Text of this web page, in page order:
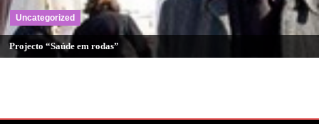
Uncategorized
Projecto “Saúde em rodas”